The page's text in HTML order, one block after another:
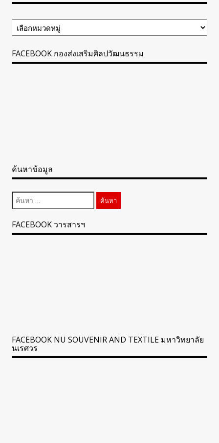
ข้อมูล
ข่าวสาร
FACEBOOK กองส่งเสริมศิลปวัฒนธรรม
ค้นหาข้อมูล
ค้นหา
สำหรับ:
FACEBOOK วารสารฯ
FACEBOOK NU SOUVENIR AND TEXTILE มหาวิทยาลัย
นเรศวร